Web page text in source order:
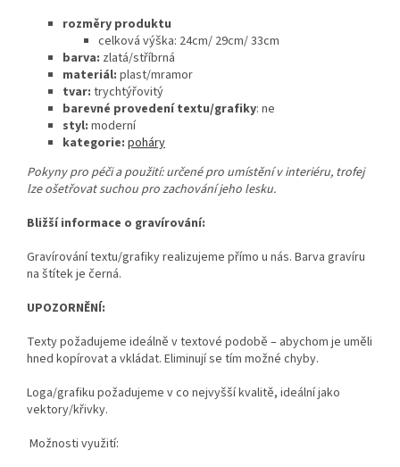
rozměry produktu
celková výška: 24cm/ 29cm/ 33cm
barva: zlatá/stříbrná
materiál: plast/mramor
tvar: trychtýřovitý
barevné provedení textu/grafiky: ne
styl: moderní
kategorie: poháry
Pokyny pro péči a použití: určené pro umístění v interiéru, trofej
lze ošetřovat suchou pro zachování jeho lesku.
Bližší informace o gravírování:
Gravírování textu/grafiky realizujeme přímo u nás. Barva gravíru
na štítek je černá.
UPOZORNĚNÍ:
Texty požadujeme ideálně v textové podobě – abychom je uměli
hned kopírovat a vkládat. Eliminují se tím možné chyby.
Loga/grafiku požadujeme v co nejvyšší kvalitě, ideální jako
vektory/křivky.
Možnosti využití: